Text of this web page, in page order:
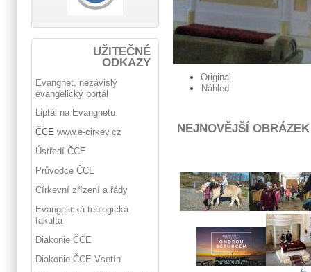
Original
Náhled
NEJNOVĚJŠÍ OBRÁZEK
UŽITEČNÉ
ODKAZY
Evangnet, nezávislý
evangelický portál
Liptál na Evangnetu
ČCE www.e-cirkev.cz
Ústředí ČCE
Průvodce ČCE
Církevní zřízení a řády
Evangelická teologická
fakulta
Diakonie ČCE
Diakonie ČCE Vsetín